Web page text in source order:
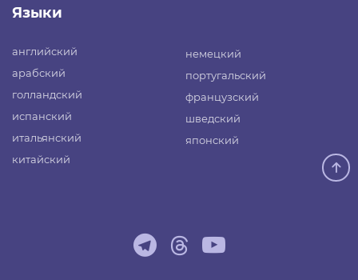
Языки
английский
арабский
голландский
испанский
итальянский
китайский
немецкий
португальский
французский
шведский
японский